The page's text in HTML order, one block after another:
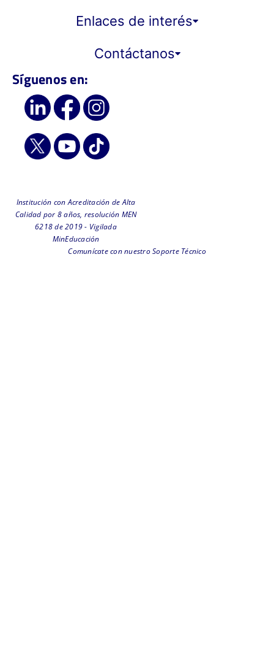
Enlaces de interés
Contáctanos
Síguenos en:
Institución con Acreditación de Alta
Calidad por 8 años, resolución MEN
6218 de 2019 - Vigilada
MinEducación
Comunícate con nuestro Soporte Técnico